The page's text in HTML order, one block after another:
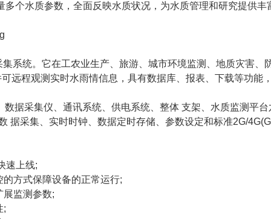
个水质参数，全面反映水质状况，为水质管理和研究提供丰
系统。它在工农业生产、旅游、城市环境监测、地质灾害、
远程观测实时水雨情信息，具有数据库、报表、下载等功能
据采集仪、通讯系统、供电系统、整体 支架、水质监测平台
据采集、实时时钟、数据定时存储、参数设定和标准2G/
速上线;
方式保障设备的正常运行;
展监测参数;
;